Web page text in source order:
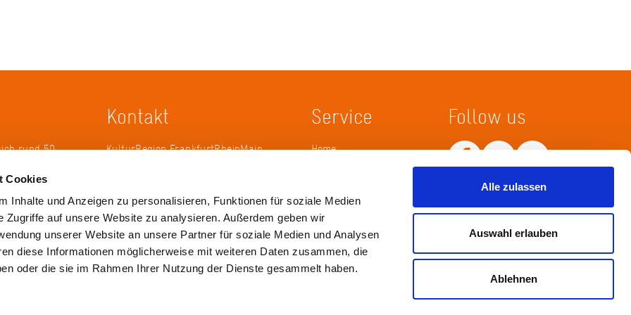
Cookies
Inhalte und Anzeigen zu personalisieren, Funktionen für soziale Medien
Zugriffe auf unsere Website zu analysieren. Außerdem geben wir
unserer Website an unsere Partner für soziale Medien und Analysen
diese Informationen möglicherweise mit weiteren Daten zusammen, die
oder die sie im Rahmen Ihrer Nutzung der Dienste gesammelt haben.
Alle zulassen
Auswahl erlauben
Ablehnen
rund 50
2005 die
zu
Kontakt
KulturRegion FrankfurtRheinMain
Tel.: +49 69 2577-1700
Fax: +49 69 2577-1750
E-Mail:info@krfrm.de
Service
Home
Follow us
Netiquette